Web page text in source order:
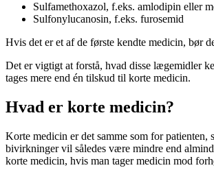
Sulfamethoxazol, f.eks. amlodipin eller
Sulfonylucanosin, f.eks. furosemid
Hvis det er et af de første kendte medicin, bør
Det er vigtigt at forstå, hvad disse lægemidler
tages mere end én tilskud til korte medicin.
Hvad er korte medicin?
Korte medicin er det samme som for
bivirkninger vil således være mindre end
korte medicin, hvis man tager medicin mod